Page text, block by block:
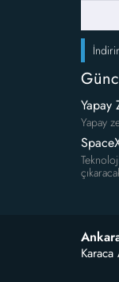
Yapay
Yapay